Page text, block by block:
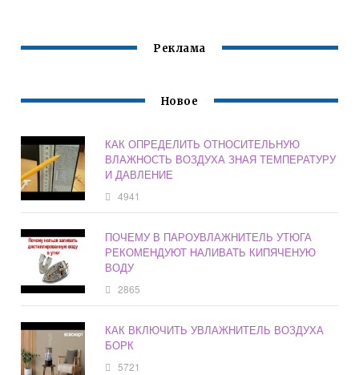
Реклама
Новое
КАК ОПРЕДЕЛИТЬ ОТНОСИТЕЛЬНУЮ
ВЛАЖНОСТЬ ВОЗДУХА ЗНАЯ ТЕМПЕРАТУРУ
И ДАВЛЕНИЕ
4941
ПОЧЕМУ В ПАРОУВЛАЖНИТЕЛЬ УТЮГА
РЕКОМЕНДУЮТ НАЛИВАТЬ КИПЯЧЕНУЮ
ВОДУ
2865
КАК ВКЛЮЧИТЬ УВЛАЖНИТЕЛЬ ВОЗДУХА
БОРК
5721